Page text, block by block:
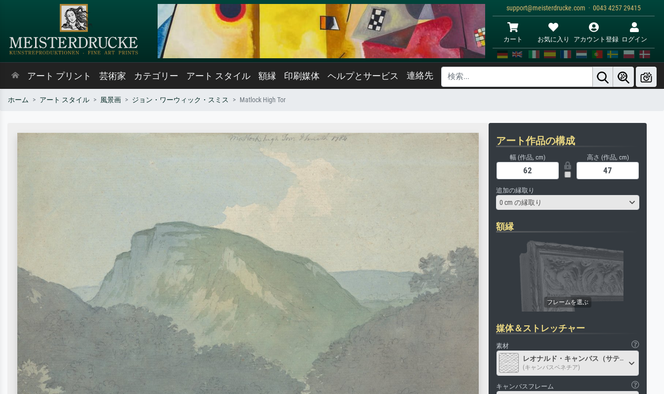
support@meisterdrucke.com · 0043 4257 29415
カート お気に入り アカウント登録 ログイン
アート プリント 芸術家 カテゴリー アート スタイル 額縁 印刷媒体 ヘルプとサービス 連絡先
ホーム アート スタイル 風景画 ジョン・ワーウィック・スミス Matlock High Tor
アート作品の構成
幅 (作品, cm) 高さ (作品, cm)
追加の縁取り
0 cm の縁取り
額縁
媒体＆ストレッチャー
素材
レオナルド・キャンバス（サテン）
(キャンバスベネチア)
キャンバスフレーム